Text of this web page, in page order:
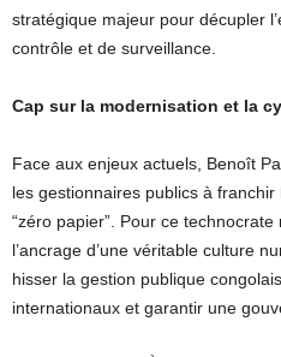
stratégique majeur pour décupler
contrôle et de surveillance.
Cap sur la modernisation et la
Face aux enjeux actuels, Benoît
les gestionnaires publics à
“zéro papier”. Pour ce
l’ancrage d’une véritable culture
hisser la gestion publique
internationaux et garantir une